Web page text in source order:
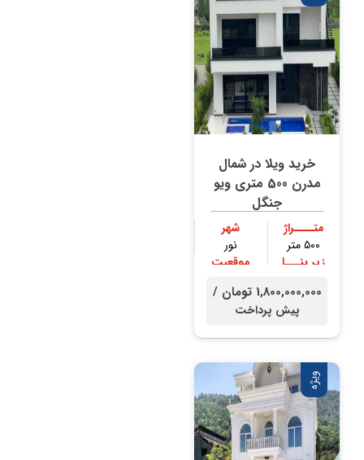
خرید ویلا در شمال
مدرن 500 متری ویو
جنگل
متــــراژ
۵۰۰ متر
شهر
نور
زیر بنـــا
موقعیت
1,800,000,000 تومان /
پیش پرداخت
ویژه